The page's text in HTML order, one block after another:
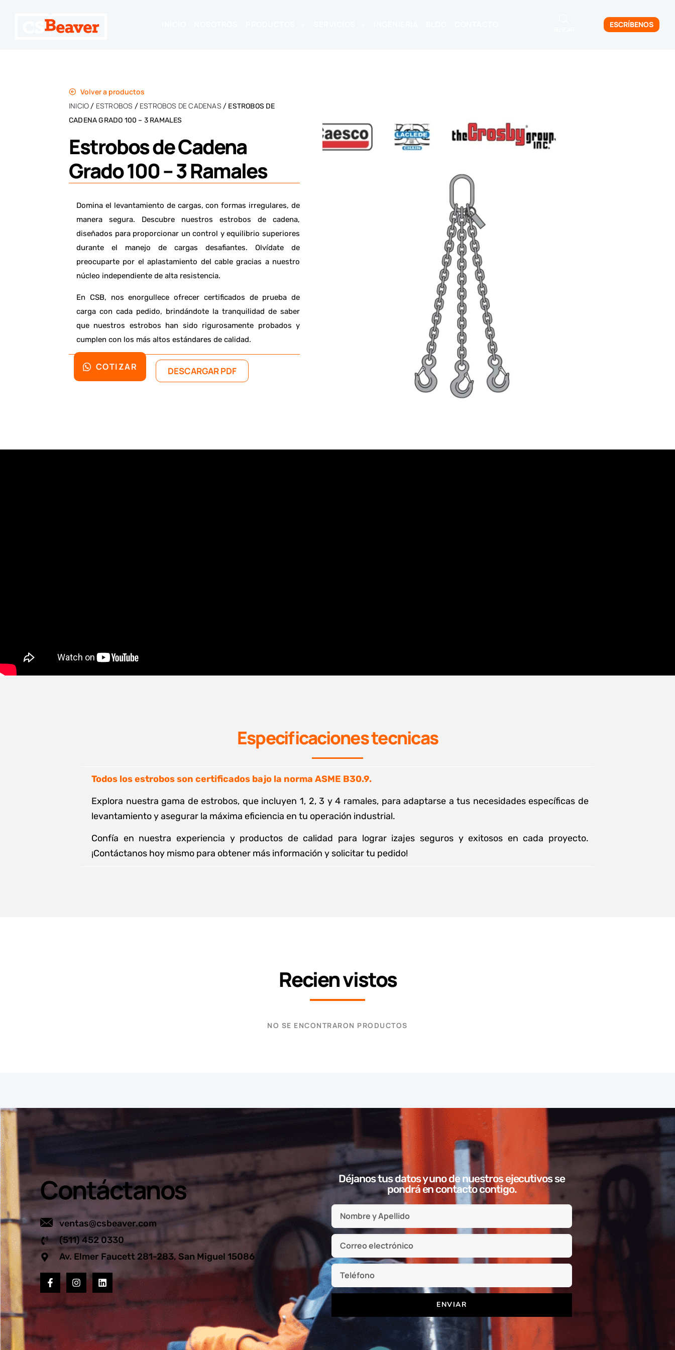
ESCRÍBENOS
Volver a productos
INICIO/ ESTROBOS / ESTROBOS DE CADENAS/ ESTROBOS DE
CADENA GRADO 100 – 3 RAMALES
Estrobos de Cadena
Grado 100 – 3 Ramales
Domina el levantamiento de cargas, con formas irregulares, de
manera segura. Descubre nuestros estrobos de cadena,
diseñados para proporcionar un control y equilibrio superiores
durante el manejo de cargas desafiantes. Olvídate de
preocuparte por el aplastamiento del cable gracias a nuestro
núcleo independiente de alta resistencia.
En CSB, nos enorgullece ofrecer certificados de prueba de
carga con cada pedido, brindándote la tranquilidad de saber
que nuestros estrobos han sido rigurosamente probados y
cumplen con los más altos estándares de calidad.
COTIZAR DESCARGAR PDF
Especificaciones tecnicas
Todos los estrobos son certificados bajo la norma ASME B30.9.
Explora nuestra gama de estrobos, que incluyen 1, 2, 3 y 4 ramales, para adaptarse a tus necesidades específicas de
levantamiento y asegurar la máxima eficiencia en tu operación industrial.
Confía en nuestra experiencia y productos de calidad para lograr izajes seguros y exitosos en cada proyecto.
¡Contáctanos hoy mismo para obtener más información y solicitar tu pedido!
Recien vistos
NO SE ENCONTRARON PRODUCTOS
Contáctanos
ventas@csbeaver.com
(511) 452 0330
Av. Elmer Faucett 281-283, San Miguel 15086
Déjanos tus datos y uno de nuestros ejecutivos se
pondrá en contacto contigo.
ENVIAR